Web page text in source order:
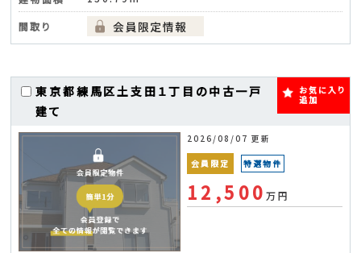
間取り
東京都練馬区土支田１丁目の中古一戸
建て
お気に入り
追加
2026/08/07 更新
会員限定 特選物件
12,500万円